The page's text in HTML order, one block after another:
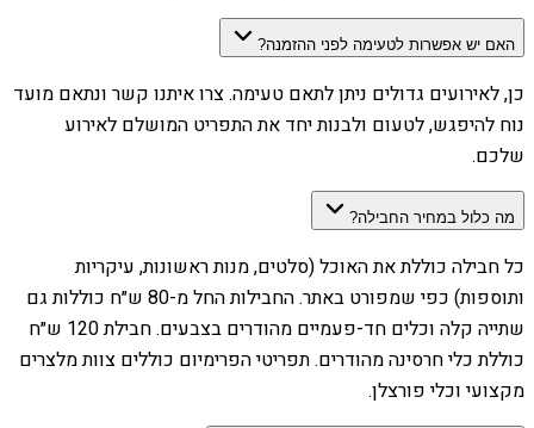
האם יש אפשרות לטעימה לפני ההזמנה?
כן, לאירועים גדולים ניתן לתאם טעימה. צרו איתנו קשר ונתאם מועד
נוח להיפגש, לטעום ולבנות יחד את התפריט המושלם לאירוע
שלכם.
מה כלול במחיר החבילה?
כל חבילה כוללת את האוכל (סלטים, מנות ראשונות, עיקריות
ותוספות) כפי שמפורט באתר. החבילות החל מ-80 ש״ח כוללות גם
שתייה קלה וכלים חד-פעמיים מהודרים בצבעים. חבילת 120 ש״ח
כוללת כלי חרסינה מהודרים. תפריטי הפרימיום כוללים צוות מלצרים
מקצועי וכלי פורצלן.